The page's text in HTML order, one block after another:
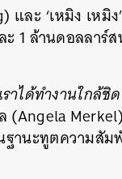
ละ ‘เหมิง เหมิ
1 ล้านดอลลาร์
ได้ทำงานใกล้ชิ
(Angela
านะทูตความสัม